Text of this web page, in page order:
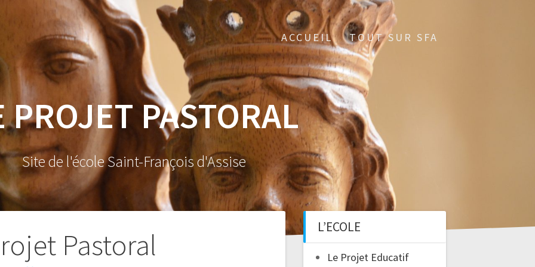
ACCUEIL TOUT SUR SFA
PROJET PASTORAL
Site de l'école Saint-François d'Assise
Pastoral L’ECOLE
Le Projet Educatif